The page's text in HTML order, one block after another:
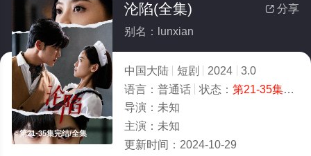
第21-35集完结/全集
 分享
沦陷(全集)
别名：lunxian
中国大陆 短剧 2024
3.0
语言： 普通话 状态： 第21-35集完结
导演： 未知
主演： 未知
更新时间： 2024-10-29